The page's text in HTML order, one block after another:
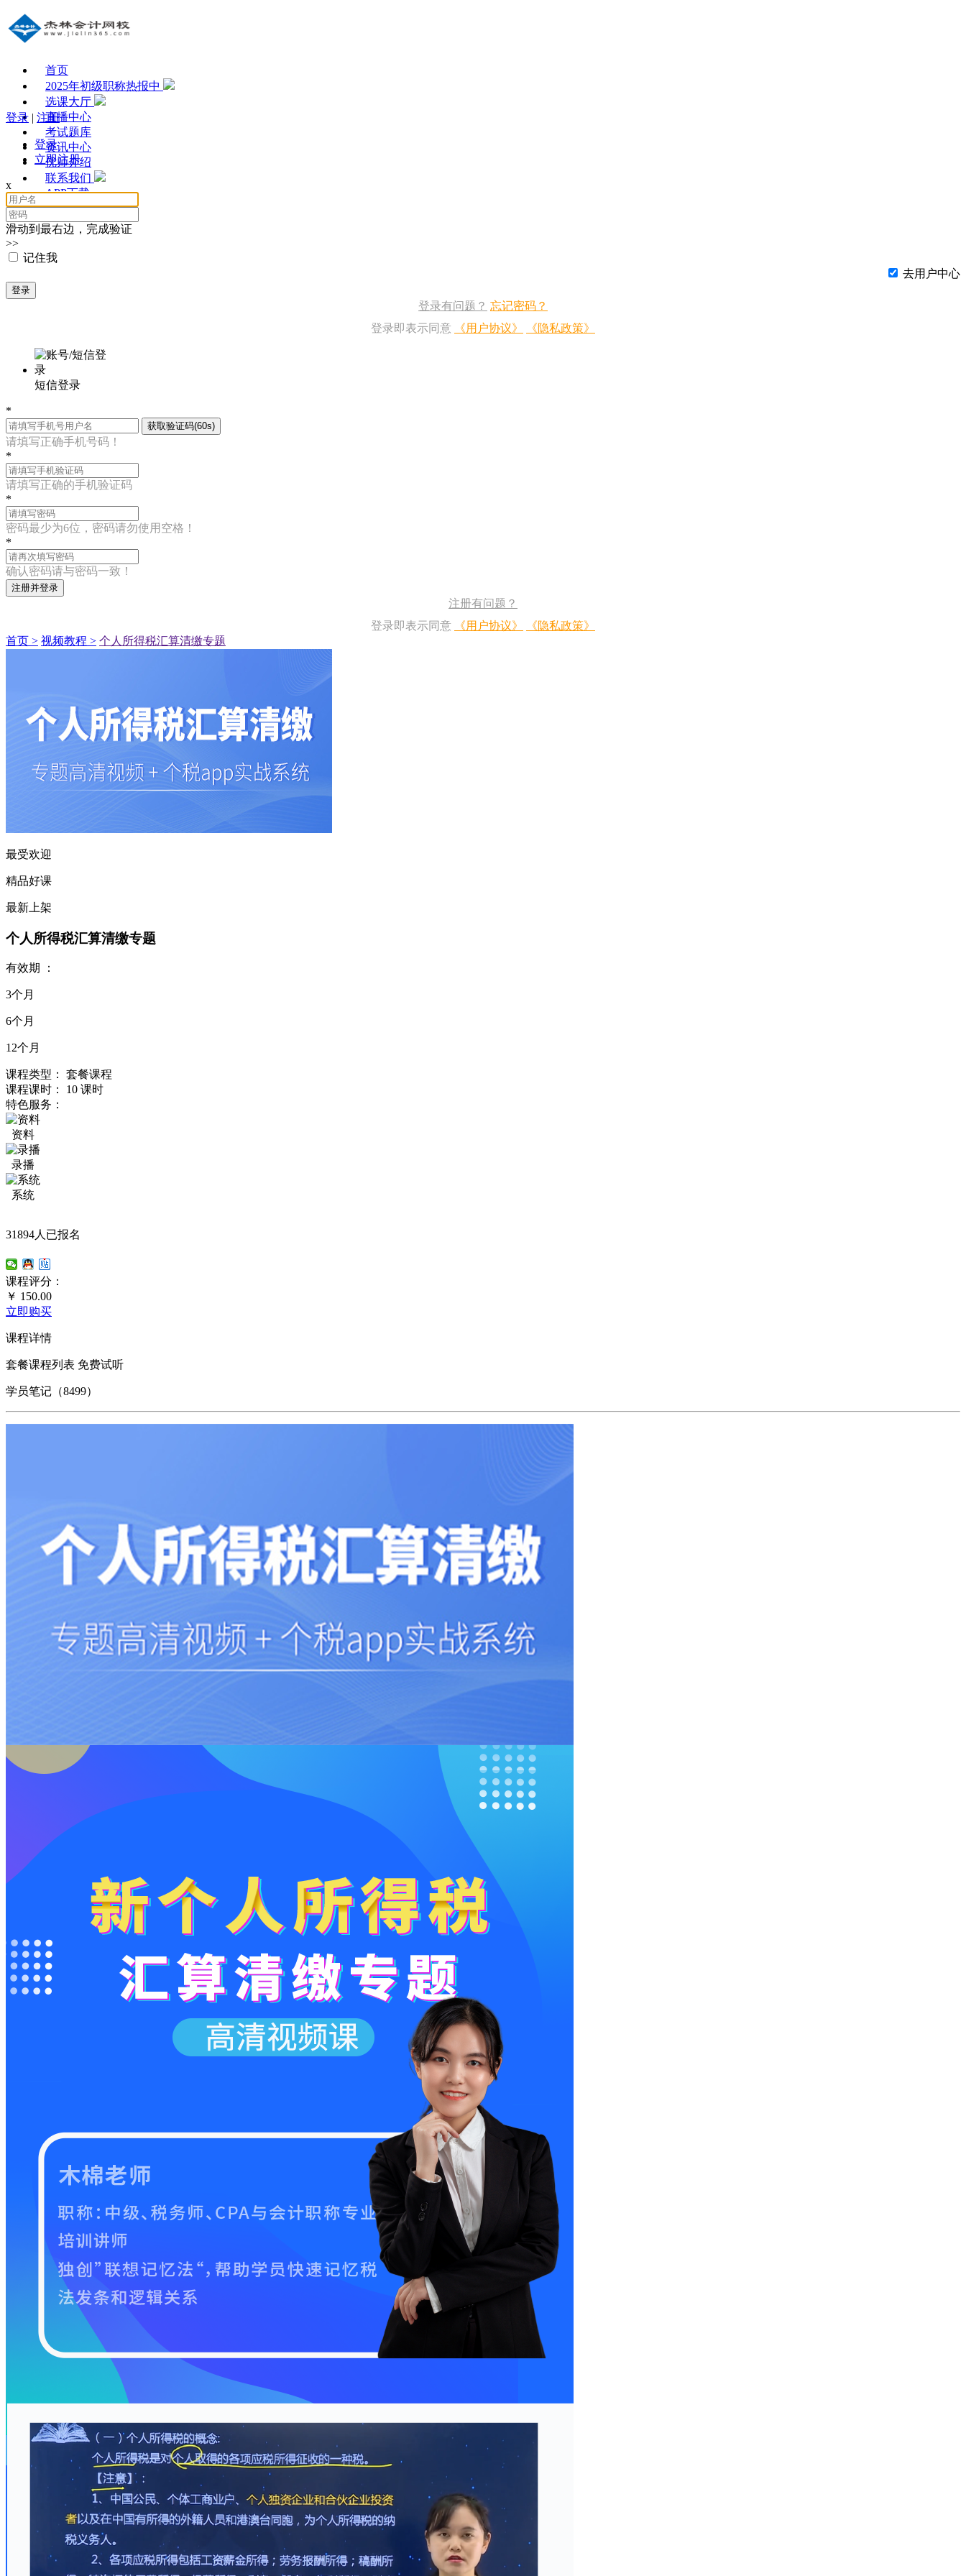
首页
2025年初级职称热报中
选课大厅
直播中心
考试题库
资讯中心
优师介绍
联系我们
APP下载
登录 | 注册
登录
立即注册
x
滑动到最右边，完成验证
>>
记住我
去用户中心
登录
登录有问题？ 忘记密码？
登录即表示同意
《用户协议》 《隐私政策》
短信登录
*
获取验证码(60s)
请填写正确手机号码！
*
请填写正确的手机验证码
*
密码最少为6位，密码请勿使用空格！
*
确认密码请与密码一致！
注册并登录
注册有问题？
登录即表示同意
《用户协议》
《隐私政策》
首页 > 视频教程 > 个人所得税汇算清缴专题
最受欢迎
精品好课
最新上架
个人所得税汇算清缴专题
有效期 ：
3个月
6个月
12个月
课程类型： 套餐课程
课程课时： 10 课时
特色服务：
资料
录播
系统
31894人已报名
课程评分：
￥ 150.00
立即购买
课程详情
套餐课程列表 免费试听
学员笔记（8499）